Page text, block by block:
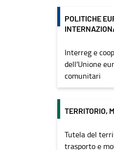
POLITICHE
Interreg e
dell'Unione
comunitari
TERRITORIO,
Tutela del
trasporto e